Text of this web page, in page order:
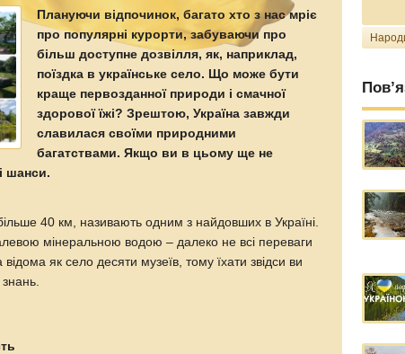
Плануючи відпочинок, багато хто з нас мріє
про популярні курорти, забуваючи про
більш доступне дозвілля, як, наприклад,
поїздка в українське село. Що може бути
краще первозданної природи і смачної
здорової їжі? Зрештою, Україна завжди
славилася своїми природними
багатствами. Якщо ви в цьому ще не
шанси.
40 км, називають одним з найдовших в Україні.
мінеральною водою – далеко не всі переваги
відома як село десяти музеїв, тому їхати звідси ви